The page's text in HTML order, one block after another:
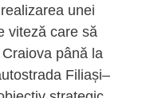
unei
viteză care să
până la
Filiași–